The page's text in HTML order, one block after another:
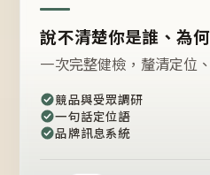
說不清楚你是誰、為
一次完整健檢，釐清定位
競品與受眾調研
一句話定位語
品牌訊息系統